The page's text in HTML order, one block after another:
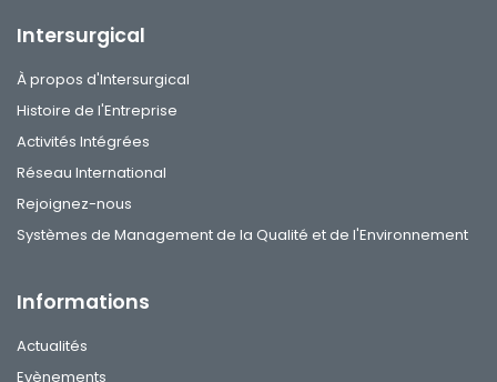
Intersurgical
À propos d'Intersurgical
Histoire de l'Entreprise
Activités Intégrées
Réseau International
Rejoignez-nous
Systèmes de Management de la Qualité et de l'Environnement
Informations
Actualités
Evènements